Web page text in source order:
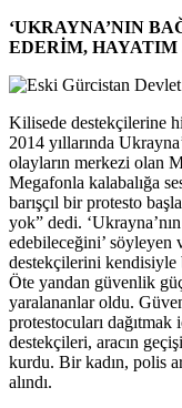
‘UKRAYNA’NIN
EDERİM, HAYATIM
Kilisede destekçilerine
2014 yıllarında
olayların merkezi olan
Megafonla kalabalığa
barışçıl bir protesto
yok” dedi.
edebileceğini’ söyleyen
destekçilerini kendisiyle
Öte yandan güvenlik
yaralananlar oldu.
protestocuları
destekçileri, aracın
kurdu. Bir kadın, polis
alındı.